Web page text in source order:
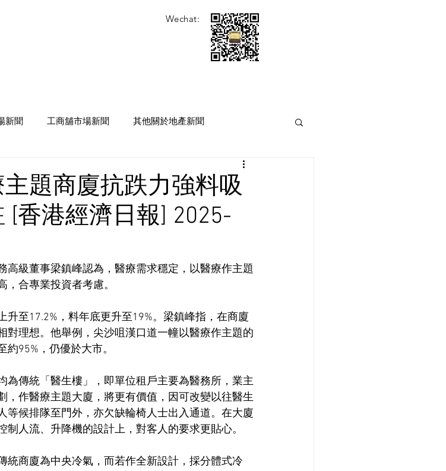
Wechat:
新聞 工商舖市場新聞 其他關於地產新聞
題商廈抗跌力強料吸
[香港經濟日報] 2025-
高級董事梁鎮峰認為，醫療需求穩定，以醫療作主題
合專業投資者考慮。
至17.2%，料年底更升至19%。梁鎮峰指，在商廈
對理想。他舉例，尖沙咀漢口道一幢以醫療作主題的
95%，仍優於大市。
為傳統「醫生樓」，即單位租戶主要為醫務所，業主
，作醫療主題大廈，將更有價值，因可改變以往醫生
等候排隊至門外，亦欠缺輪椅人士出入通道。在大廈
人流、升降機的設計上，對客人的要求更貼心。
統商廈為中央冷氣，而若作全新設計，採分體式冷